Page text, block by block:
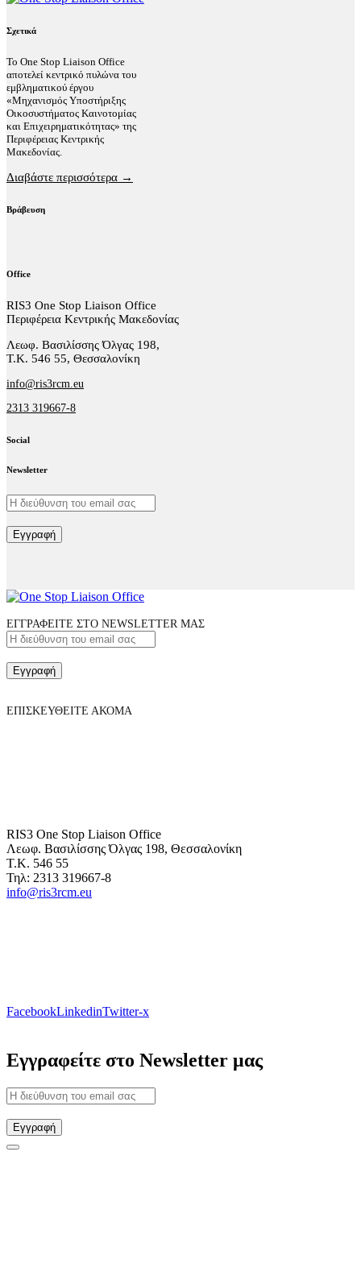
Σχετικά
Το One Stop Liaison Office
αποτελεί κεντρικό πυλώνα του
εμβληματικού έργου
«Μηχανισμός Υποστήριξης
Οικοσυστήματος Καινοτομίας
και Επιχειρηματικότητας» της
Περιφέρειας Κεντρικής
Μακεδονίας.
Διαβάστε περισσότερα →
Βράβευση
Office
RIS3 One Stop Liaison Office
Περιφέρεια Κεντρικής Μακεδονίας
Λεωφ. Βασιλίσσης Όλγας 198,
Τ.Κ. 546 55, Θεσσαλονίκη
info@ris3rcm.eu
2313 319667-8
Social
facebook-
linkedin
twitter-
Newsletter
Εγγραφή
ΕΓΓΡΑΦΕΙΤΕ ΣΤΟ NEWSLETTER ΜΑΣ
Εγγραφή
ΕΠΙΣΚΕΥΘΕΙΤΕ ΑΚΟΜΑ
RIS3 One Stop Liaison Office
Λεωφ. Βασιλίσσης Όλγας 198, Θεσσαλονίκη
Τ.Κ. 546 55
Τηλ: 2313 319667-8
info@ris3rcm.eu
FacebookLinkedinTwitter-x
Εγγραφείτε στο Newsletter μας
Εγγραφή